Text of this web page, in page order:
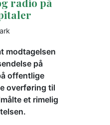
modtagelsen
på
offentlige
overføring til
et rimelig